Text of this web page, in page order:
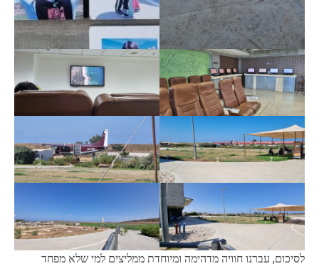
לסיכום, עברנו חוויה מדהימה ומיוחדת ממליצים למי שלא מפחד